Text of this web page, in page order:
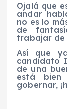
Ojalá que
andar
no es lo
de
trabajar de
Así que
candidato
de una
está bien
gobernar,